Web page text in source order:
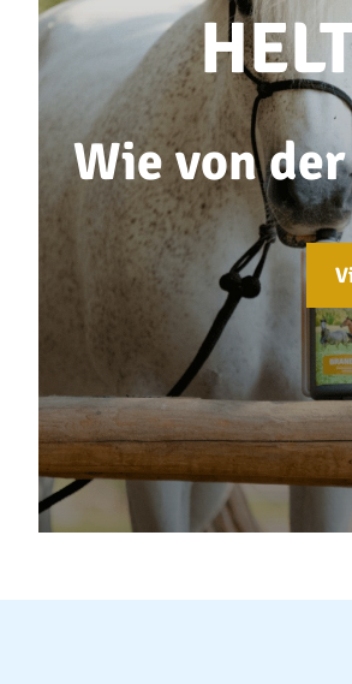
Wie von